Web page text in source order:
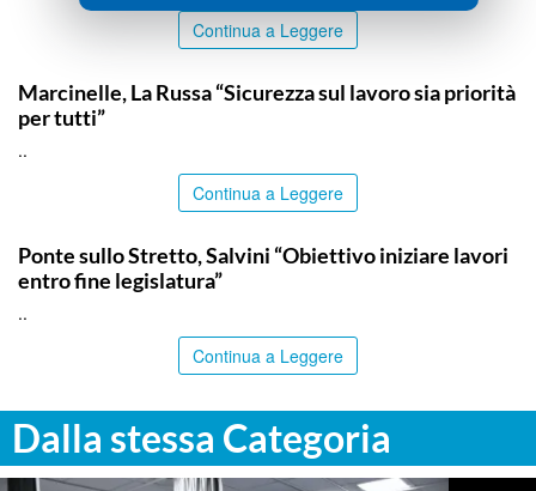
Continua a Leggere
Marcinelle, La Russa “Sicurezza sul lavoro sia priorità
per tutti”
..
Continua a Leggere
Ponte sullo Stretto, Salvini “Obiettivo iniziare lavori
entro fine legislatura”
..
Continua a Leggere
Dalla stessa Categoria